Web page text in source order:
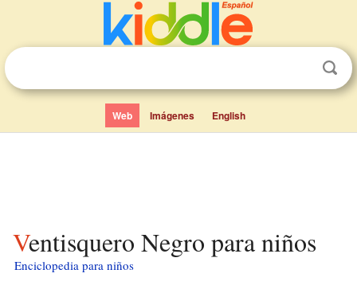
Web Imágenes English
Ventisquero Negro para niños
Enciclopedia para niños